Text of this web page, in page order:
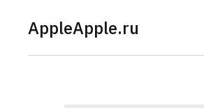
AppleApple.ru